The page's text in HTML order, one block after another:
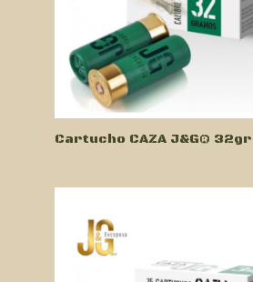
Cartucho CAZA J&G® 32gr